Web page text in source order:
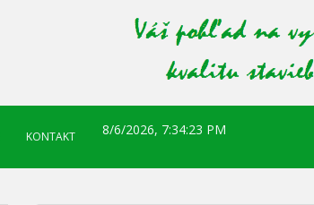
KONTAKT 8/6/2026, 7:34:24 PM